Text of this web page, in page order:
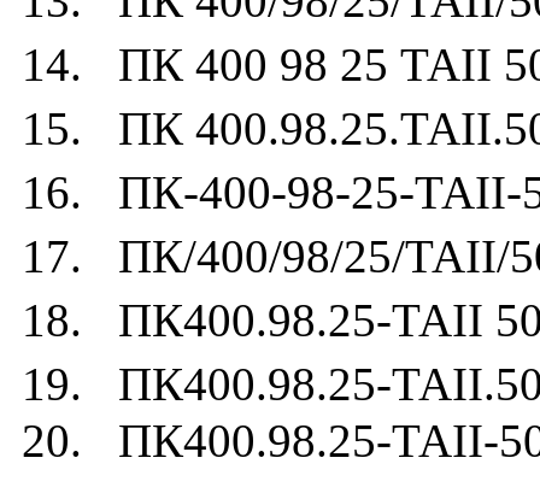
14. ПК 400 98 25 ТАII
15. ПК
16. ПК-400-98-25-ТАII-
17. ПК/400/98/25/ТАII/
18. ПК400.98.25-ТАII
19. ПК400.98.25-
20. ПК400.98.25-ТАII-